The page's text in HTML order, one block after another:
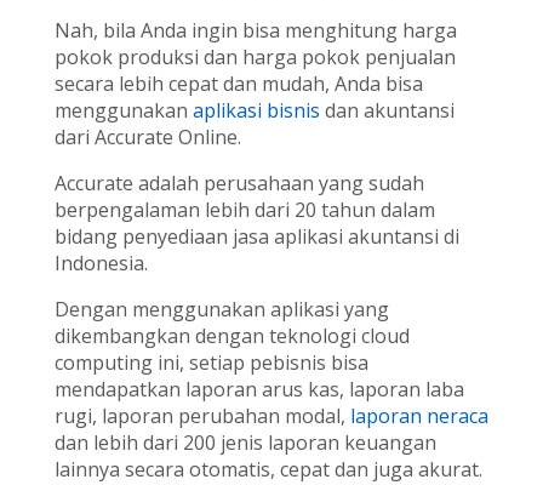
Nah, bila Anda ingin bisa menghitung harga
pokok produksi dan harga pokok penjualan
secara lebih cepat dan mudah, Anda bisa
menggunakan aplikasi bisnis dan akuntansi
dari Accurate Online.
Accurate adalah perusahaan yang sudah
berpengalaman lebih dari 20 tahun dalam
bidang penyediaan jasa aplikasi akuntansi di
Indonesia.
Dengan menggunakan aplikasi yang
dikembangkan dengan teknologi cloud
computing ini, setiap pebisnis bisa
mendapatkan laporan arus kas, laporan laba
rugi, laporan perubahan modal, laporan neraca
dan lebih dari 200 jenis laporan keuangan
lainnya secara otomatis, cepat dan juga akurat.